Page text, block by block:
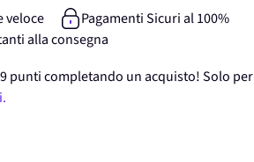
veloce
Pagamenti Sicuri al 100%
alla consegna
punticompletando un acquisto! Solo per